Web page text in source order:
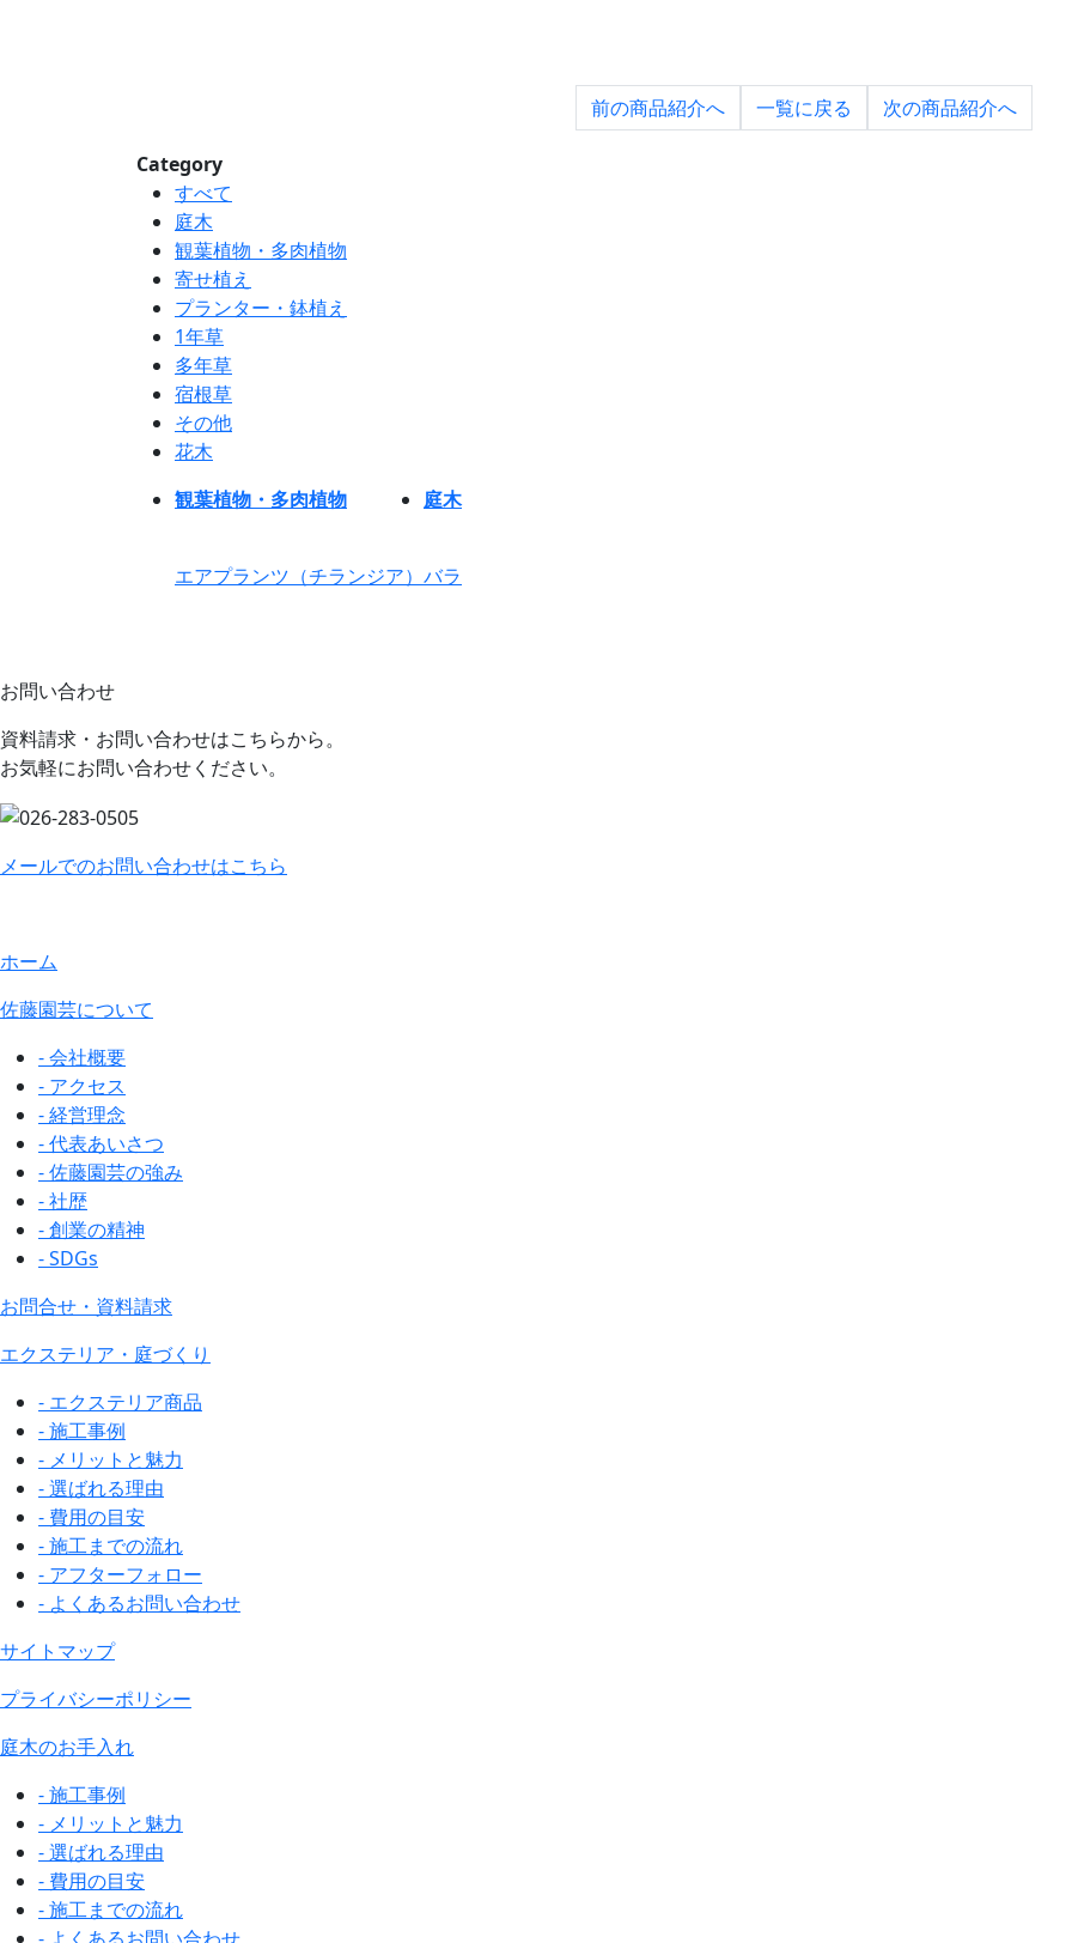
前の商品紹介へ 一覧に戻る 次の商品紹介へ
Category
すべて
庭木
観葉植物・多肉植物
寄せ植え
プランター・鉢植え
1年草
多年草
宿根草
その他
花木
観葉植物・多肉植物
エアプランツ（チランジア）
庭木
バラ
お問い合わせ
資料請求・お問い合わせはこちらから。
お気軽にお問い合わせください。
メールでのお問い合わせはこちら
ホーム
佐藤園芸について
- 会社概要
- アクセス
- 経営理念
- 代表あいさつ
- 佐藤園芸の強み
- 社歴
- 創業の精神
- SDGs
お問合せ・資料請求
エクステリア・庭づくり
- エクステリア商品
- 施工事例
- メリットと魅力
- 選ばれる理由
- 費用の目安
- 施工までの流れ
- アフターフォロー
- よくあるお問い合わせ
サイトマップ
プライバシーポリシー
庭木のお手入れ
- 施工事例
- メリットと魅力
- 選ばれる理由
- 費用の目安
- 施工までの流れ